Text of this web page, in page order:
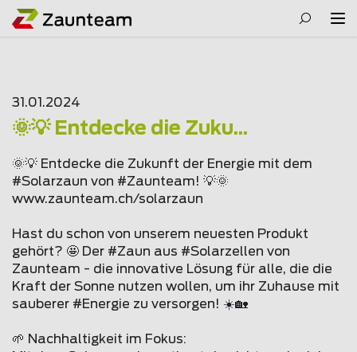
31.01.2024
🌞💡 Entdecke die Zuku...
🌞💡 Entdecke die Zukunft der Energie mit dem
#Solarzaun von #Zaunteam! 💡🌞
www.zaunteam.ch/solarzaun
Hast du schon von unserem neuesten Produkt
gehört? 🤩 Der #Zaun aus #Solarzellen von
Zaunteam - die innovative Lösung für alle, die die
Kraft der Sonne nutzen wollen, um ihr Zuhause mit
sauberer #Energie zu versorgen! ☀️🏡
🌱 Nachhaltigkeit im Fokus: